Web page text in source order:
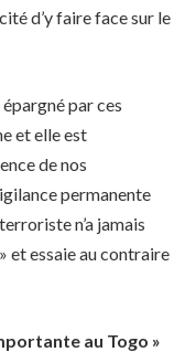
d’y faire face sur le
par ces
et elle est
de nos
permanente
n’a jamais
et essaie au contraire
au Togo »